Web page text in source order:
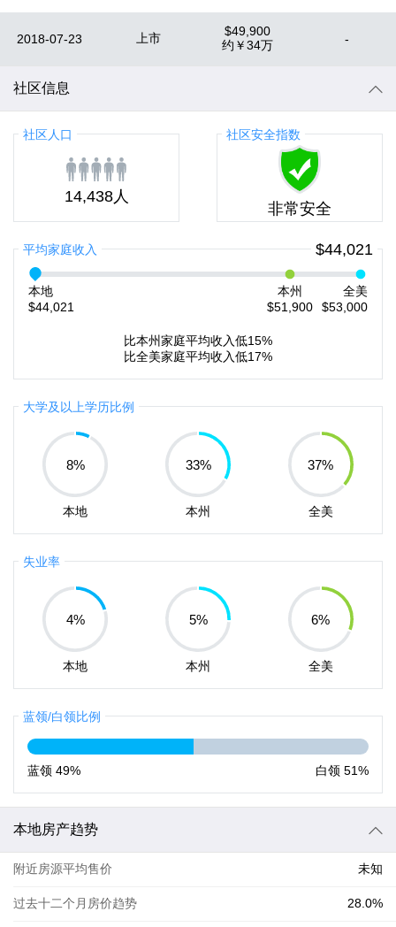
2018-07-23 上市
$49,900
约 ￥34万 -
社区信息
社区人口
14,438人
社区安全指数
非常安全
平均家庭收入 $44,021
本地
$44,021
本州
$51,900
全美
$53,000
比本州家庭平均收入低15%
比全美家庭平均收入低17%
大学及以上学历比例
8%
本地
33%
本州
37%
全美
失业率
4%
本地
5%
本州
6%
全美
蓝领/白领比例
蓝领 49% 白领 51%
本地房产趋势
附近房源平均售价 未知
过去十二个月房价趋势 28.0%